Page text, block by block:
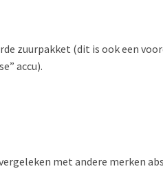
zuurpakket (dit is ook een
accu).
met andere merken